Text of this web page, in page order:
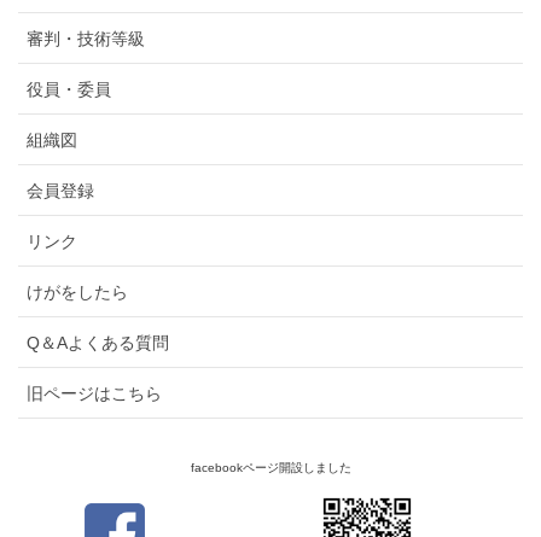
審判・技術等級
役員・委員
組織図
会員登録
リンク
けがをしたら
Q＆Aよくある質問
旧ページはこちら
facebookページ開設しました